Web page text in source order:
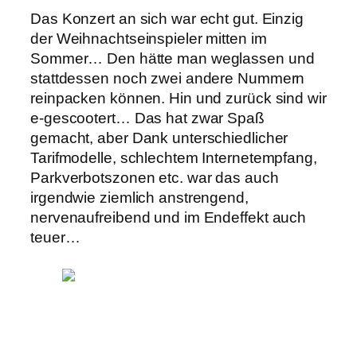
Das Konzert an sich war echt gut. Einzig
der Weihnachtseinspieler mitten im
Sommer… Den hätte man weglassen und
stattdessen noch zwei andere Nummern
reinpacken können. Hin und zurück sind wir
e-gescootert… Das hat zwar Spaß
gemacht, aber Dank unterschiedlicher
Tarifmodelle, schlechtem Internetempfang,
Parkverbotszonen etc. war das auch
irgendwie ziemlich anstrengend,
nervenaufreibend und im Endeffekt auch
teuer…